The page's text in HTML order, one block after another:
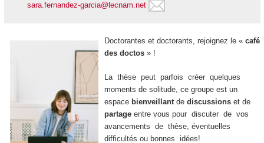
sara.fernandez-garcia@lecnam.net
Doctorantes et doctorants, rejoignez le « café
des doctos» !
La thèse peut parfois créer quelques
moments de solitude, ce groupe est un
espace bienveillant de discussions et de
partage entre vous pour discuter de vos
avancements de thèse, éventuelles
difficultés ou bonnes idées!